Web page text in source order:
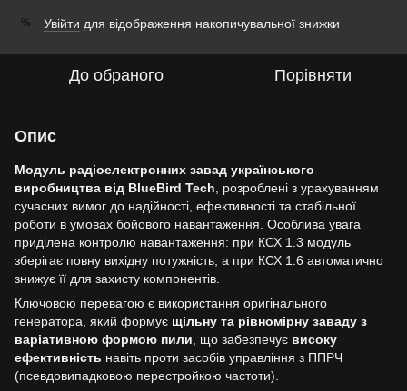
% Увійти для відображення накопичувальної знижки
До обраного Порівняти
Опис
Модуль радіоелектронних завад українського
виробництва від BlueBird Tech , розроблені з урахуванням
сучасних вимог до надійності, ефективності та стабільної
роботи в умовах бойового навантаження. Особлива увага
приділена контролю навантаження: при КСХ 1.3 модуль
зберігає повну вихідну потужність, а при КСХ 1.6 автоматично
знижує її для захисту компонентів.
Ключовою перевагою є використання оригінального
генератора, який формує щільну та рівномірну заваду з
варіативною формою пили , що забезпечує високу
ефективність навіть проти засобів управління з ППРЧ
(псевдовипадковою перестройкою частоти).